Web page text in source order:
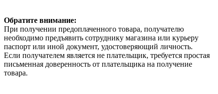
Обратите внимание:
При получении предоплаченного товара, получателю
необходимо предъявить сотруднику магазина или курьеру
паспорт или иной документ, удостоверяющий личность.
Если получателем является не плательщик, требуется простая
письменная доверенность от плательщика на получение
товара.